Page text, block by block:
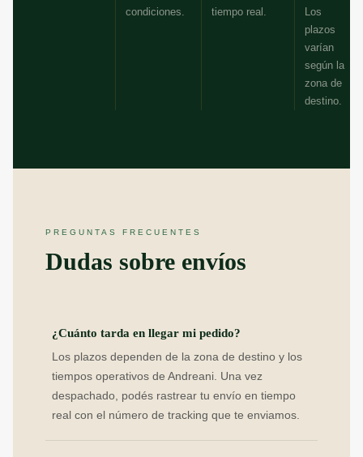
condiciones.
tiempo real.
Los
plazos
varían
según la
zona de
destino.
PREGUNTAS FRECUENTES
Dudas sobre envíos
¿Cuánto tarda en llegar mi pedido?
Los plazos dependen de la zona de destino y los
tiempos operativos de Andreani. Una vez
despachado, podés rastrear tu envío en tiempo
real con el número de tracking que te enviamos.